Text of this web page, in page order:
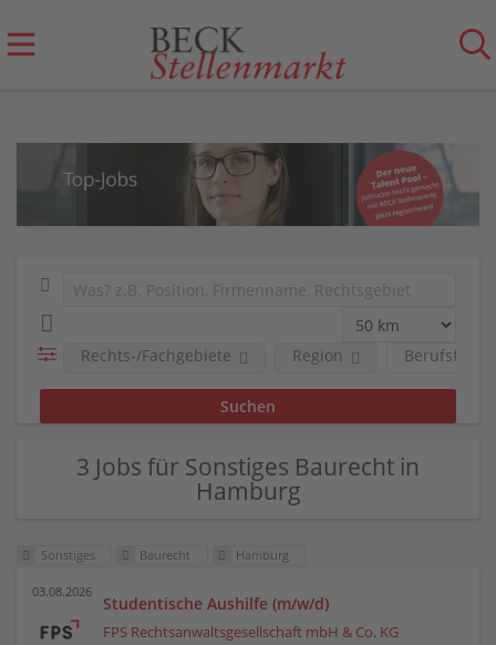
Berufsfeld
Rechts-/Fachgebiete Region
3 Jobs für Sonstiges Baurecht in
Hamburg
Sonstiges Baurecht Hamburg
03.08.2026
Studentische Aushilfe (m/w/d)
FPS Rechtsanwaltsgesellschaft mbH & Co. KG